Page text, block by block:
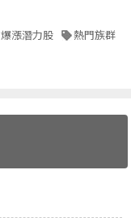
爆漲潛力股 熱門族群